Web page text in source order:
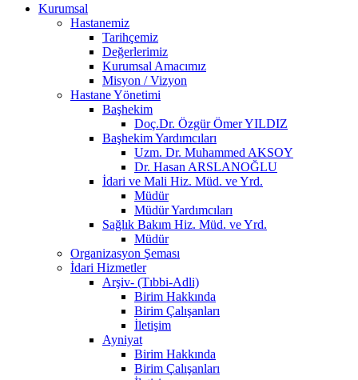
Kurumsal
Hastanemiz
Tarihçemiz
Değerlerimiz
Kurumsal Amacımız
Misyon / Vizyon
Hastane Yönetimi
Başhekim
Doç.Dr. Özgür Ömer YILDIZ
Başhekim Yardımcıları
Uzm. Dr. Muhammed AKSOY
Dr. Hasan ARSLANOĞLU
İdari ve Mali Hiz. Müd. ve Yrd.
Müdür
Müdür Yardımcıları
Sağlık Bakım Hiz. Müd. ve Yrd.
Müdür
Organizasyon Şeması
İdari Hizmetler
Arşiv- (Tıbbi-Adli)
Birim Hakkında
Birim Çalışanları
İletişim
Ayniyat
Birim Hakkında
Birim Çalışanları